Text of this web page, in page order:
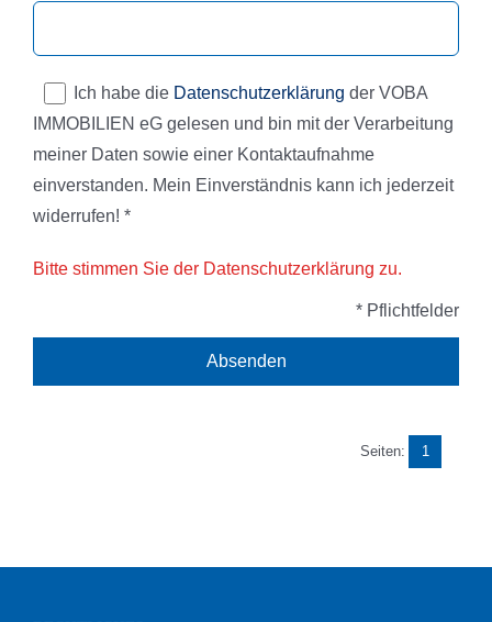
Ich habe die Datenschutzerklärung der VOBA
IMMOBILIEN eG gelesen und bin mit der Verarbeitung
meiner Daten sowie einer Kontaktaufnahme
einverstanden. Mein Einverständnis kann ich jederzeit
widerrufen! *
Bitte stimmen Sie der Datenschutzerklärung zu.
* Pflichtfelder
Seiten: 1